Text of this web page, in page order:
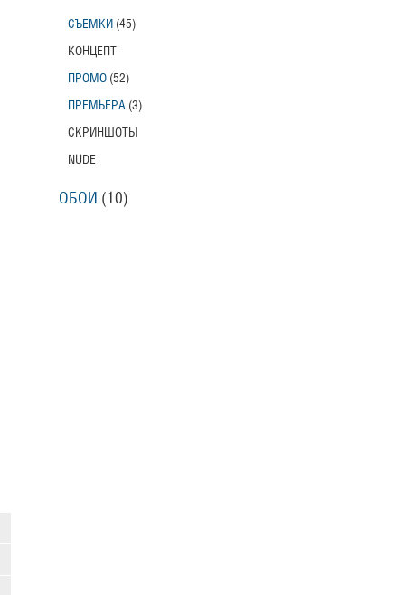
СЪЕМКИ (45)
КОНЦЕПТ
ПРОМО (52)
ПРЕМЬЕРА (3)
СКРИНШОТЫ
NUDE
ОБОИ (10)